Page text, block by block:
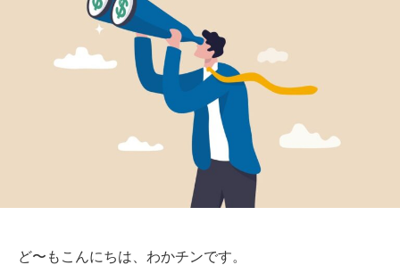
ど〜もこんにちは、わかチンです。